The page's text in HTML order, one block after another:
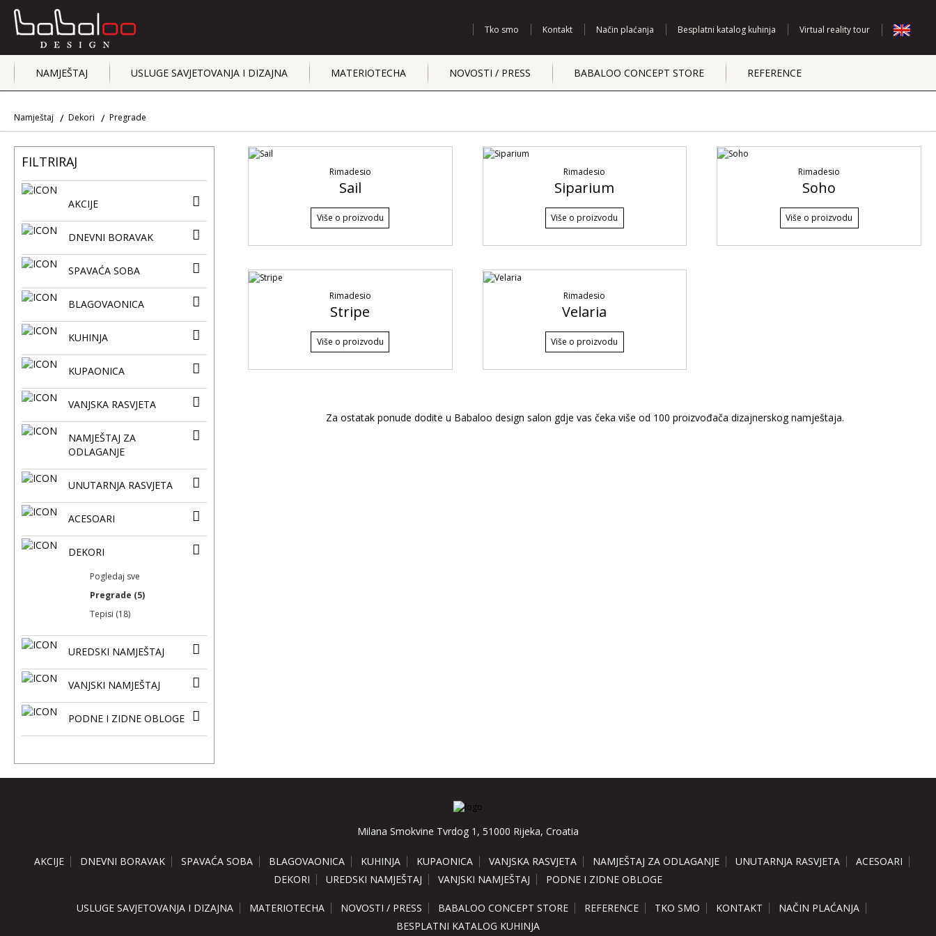
Tko smo Kontakt Način plaćanja Besplatni katalog kuhinja Virtual reality tour
NAMJEŠTAJ USLUGE SAVJETOVANJA I DIZAJNA MATERIOTECHA NOVOSTI / PRESS BABALOO CONCEPT STORE REFERENCE
Namještaj Dekori Pregrade
FILTRIRAJ
AKCIJE
DNEVNI BORAVAK
SPAVAĆA SOBA
BLAGOVAONICA
KUHINJA
KUPAONICA
VANJSKA RASVJETA
NAMJEŠTAJ ZA
ODLAGANJE
UNUTARNJA RASVJETA
ACESOARI
DEKORI
Pogledaj sve
Pregrade (5)
Tepisi (18)
UREDSKI NAMJEŠTAJ
VANJSKI NAMJEŠTAJ
PODNE I ZIDNE OBLOGE
Rimadesio
Sail
Više o proizvodu
Rimadesio
Siparium
Više o proizvodu
Rimadesio
Soho
Više o proizvodu
Rimadesio
Stripe
Više o proizvodu
Rimadesio
Velaria
Više o proizvodu
Za ostatak ponude dodite u Babaloo design salon gdje vas čeka više od 100 proizvođača dizajnerskog namještaja.
Milana Smokvine Tvrdog 1, 51000 Rijeka, Croatia
AKCIJE DNEVNI BORAVAK SPAVAĆA SOBA BLAGOVAONICA KUHINJA KUPAONICA VANJSKA RASVJETA NAMJEŠTAJ ZA ODLAGANJE UNUTARNJA RASVJETA
ACESOARI
DEKORI
UREDSKI NAMJEŠTAJ VANJSKI NAMJEŠTAJ PODNE I ZIDNE OBLOGE
USLUGE SAVJETOVANJA I DIZAJNA MATERIOTECHA NOVOSTI / PRESS BABALOO CONCEPT STORE REFERENCE TKO SMO KONTAKT
NAČIN PLAĆANJA
BESPLATNI KATALOG KUHINJA